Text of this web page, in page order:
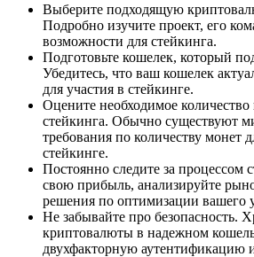
Выберите подходящую
Подробно изучите проект, его
возможности для стейкинга.
Подготовьте кошелек, который
Убедитесь, что ваш кошелек
для участия в стейкинге.
Оцените необходимое
стейкинга. Обычно существуют
требования по количеству монет
стейкинге.
Постоянно следите за процессом
свою прибыль, анализируйте
решения по оптимизации вашего
Не забывайте про безопасность.
криптовалюты в надежном
двухфакторную аутентификацию